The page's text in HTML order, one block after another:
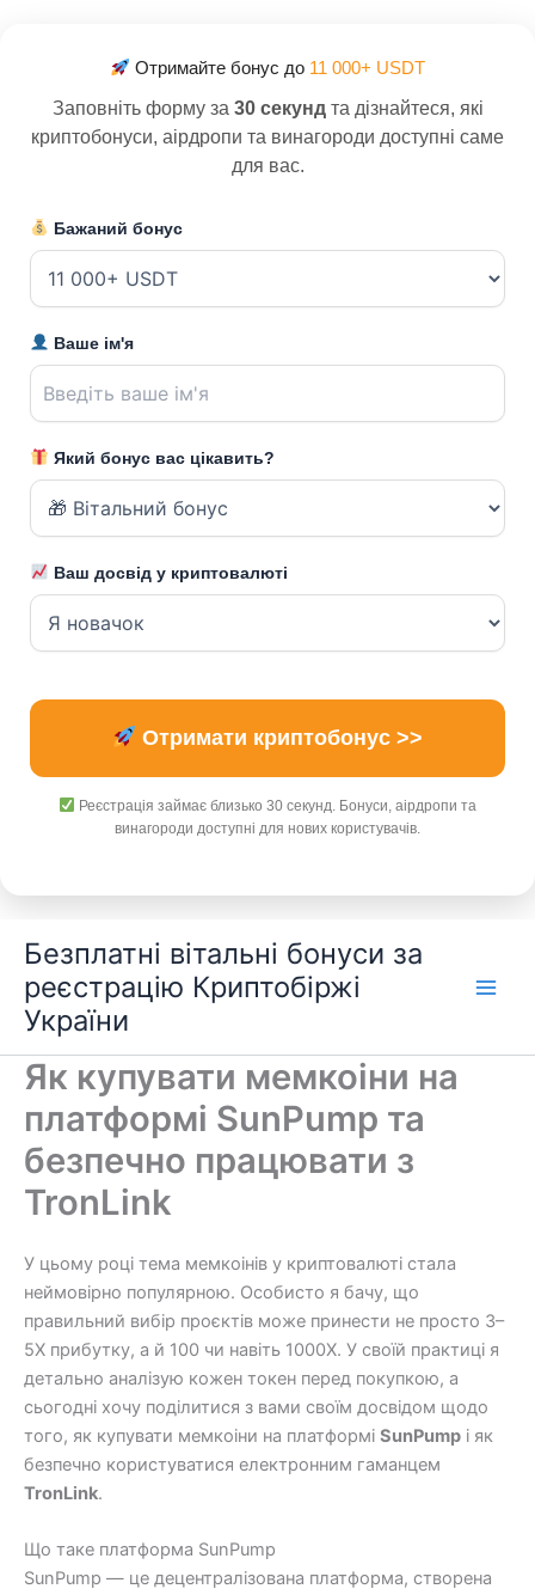
Отримайте бонус до 11 000+ USDT
Заповніть форму за 30 секундта дізнайтеся, які
криптобонуси, аірдропи та винагороди доступні саме
для вас.
Бажаний бонус
Ваше ім'я
Який бонус вас цікавить?
Ваш досвід у криптовалюті
Отримати криптобонус >>
Реєстрація займає близько 30 секунд. Бонуси, аірдропи та
винагороди доступні для нових користувачів.
вмісту
Безплатні вітальні бонуси за
реєстрацію Криптобіржі
України
Як купувати мемкоіни на
платформі SunPump та
безпечно працювати з
TronLink
У цьому році тема мемкоінів у криптовалюті стала
неймовірно популярною. Особисто я бачу, що
правильний вибір проєктів може принести не просто 3–
5Х прибутку, а й 100 чи навіть 1000Х. У своїй практиці я
детально аналізую кожен токен перед покупкою, а
сьогодні хочу поділитися з вами своїм досвідом щодо
того, як купувати мемкоіни на платформі SunPump і як
безпечно користуватися електронним гаманцем
TronLink.
Що таке платформа SunPump
SunPump — це децентралізована платформа, створена